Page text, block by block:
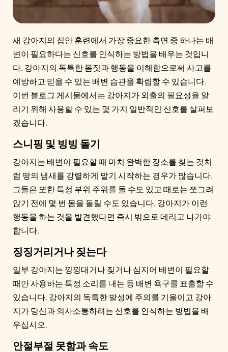
새 강아지의 집안 훈련에서 가장 중요한 측면 중 하나는 배
변이 필요하다는 신호를 인식하는 방법을 배우는 것입니
다. 강아지의 독특한 몸짓과 행동을 이해함으로써 사고를
예방하고 믿을 수 있는 배변 습관을 확립할 수 있습니다.
이번 블로그 게시물에서는 강아지가 외출의 필요성을 알
리기 위해 사용할 수 있는 몇 가지 일반적인 신호를 살펴보
겠습니다.
스니핑 및 빙빙 돌기
강아지는 배변이 필요할 때 마치 완벽한 장소를 찾는 것처
럼 땅의 냄새를 강렬하게 맡기 시작하는 경우가 많습니다.
그들은 또한 특정 부위 주위를 돌 수도 있고 때로는 쪼그려
앉기 전에 몇 번 몸을 돌릴 수도 있습니다. 강아지가 이런
행동을 하는 것을 발견했다면 즉시 밖으로 데리고 나가야
합니다.
징징거리거나 짖는다
일부 강아지는 낑낑대거나 짖거나 심지어 배변이 필요할
때만 사용하는 특정 소리를 내는 등 배변 욕구를 표출할 수
있습니다. 강아지의 독특한 발성에 주의를 기울이고 강아
지가 당신과 의사소통하려는 신호를 인식하는 방법을 배
우십시오.
안절부절 못함과 속도